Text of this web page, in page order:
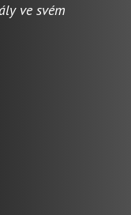
ve svém